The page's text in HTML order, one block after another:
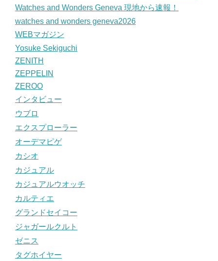
Watches and Wonders Geneva 現地から速報！
watches and wonders geneva2026
WEBマガジン
Yosuke Sekiguchi
ZENITH
ZEPPELIN
ZEROO
インタビュー
ウブロ
エクスプローラー
オーデマピゲ
カシオ
カジュアル
カジュアルウオッチ
カルティエ
グランドセイコー
ジャガールクルト
ゼニス
タグホイヤー